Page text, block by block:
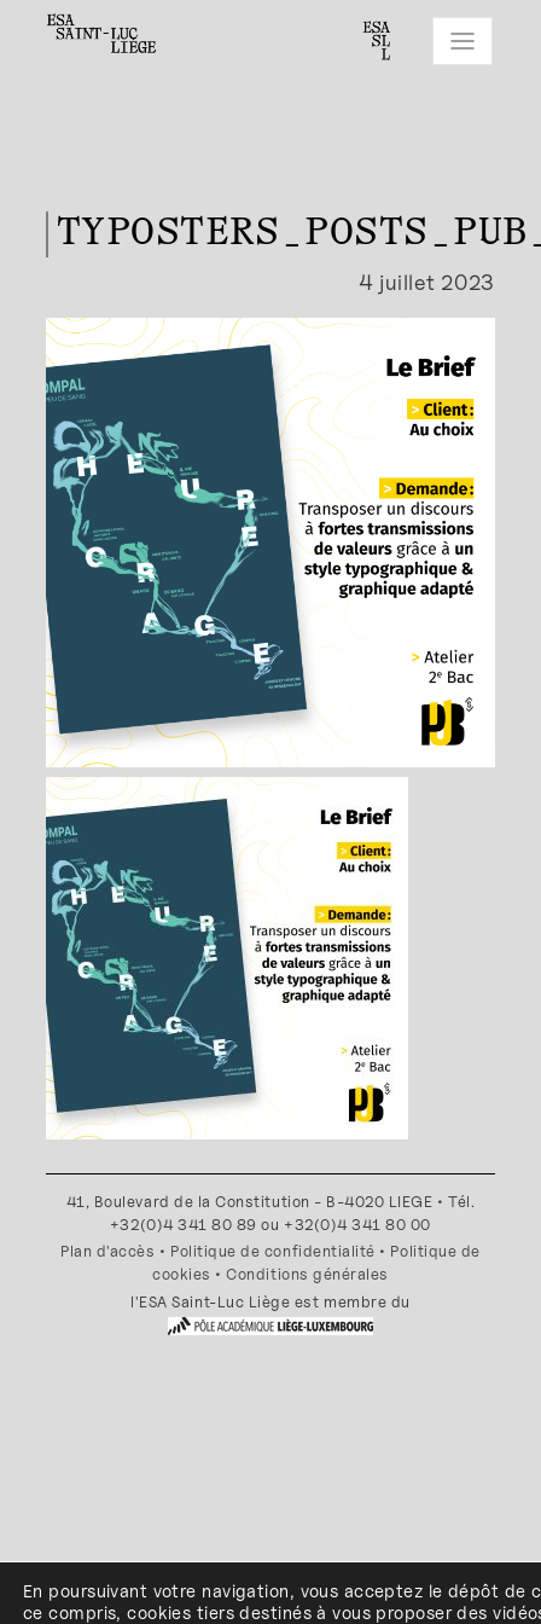
4 juillet 2023
41, Boulevard de la Constitution - B-4020 LIEGE • Tél.
+32(0)4 341 80 89 ou +32(0)4 341 80 00
Plan d'accès • Politique de confidentialité • Politique de
cookies •Conditions générales
l'ESA Saint-Luc Liège est membre du
En poursuivant votre navigation, vous acceptez le dépôt de
ce compris, cookies tiers destinés àvous proposer des